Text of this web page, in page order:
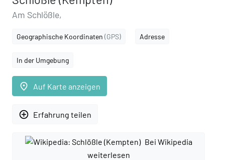
Am Schlößle,
Geographische Koordinaten (GPS) Adresse
In der Umgebung
place Auf Karte anzeigen
add_circle_outline Erfahrung teilen
Bei Wikipedia
weiterlesen